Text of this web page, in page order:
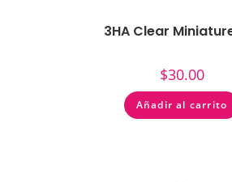
3HA Clear
$30.00
Añadir al carrito